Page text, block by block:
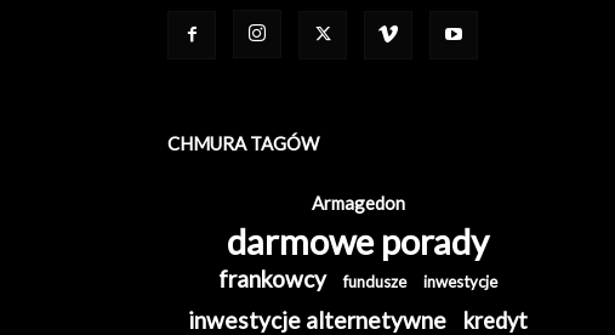
CHMURA TAGÓW
Armagedon
darmowe porady
frankowcy fundusze inwestycje
inwestycje alternetywne kredyt